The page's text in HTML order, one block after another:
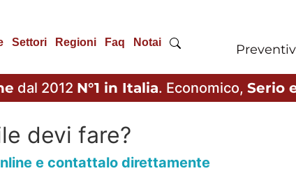
Settori Regioni Faq Notai
dal 2012 N°1 in Italia. Economico, Serio
devi fare?
e contattalo direttamente